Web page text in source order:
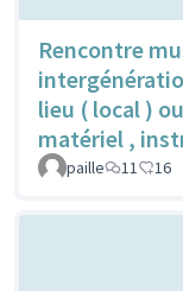
Rencontre
lieu ( local )
matériel ,
paille 11 16